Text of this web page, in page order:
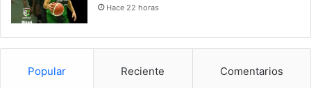
Hace 22 horas
Popular Reciente Comentarios